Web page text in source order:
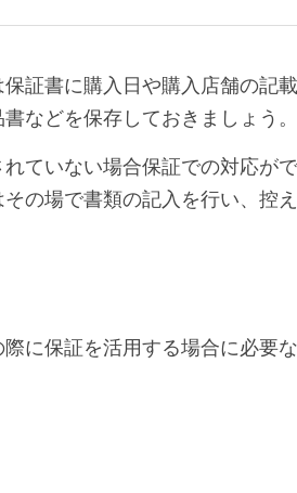
証書に購入日や購入店舗の記
などを保存しておきましょう。
ていない場合保証での対応が
の場で書類の記入を行い、控
に保証を活用する場合に必要